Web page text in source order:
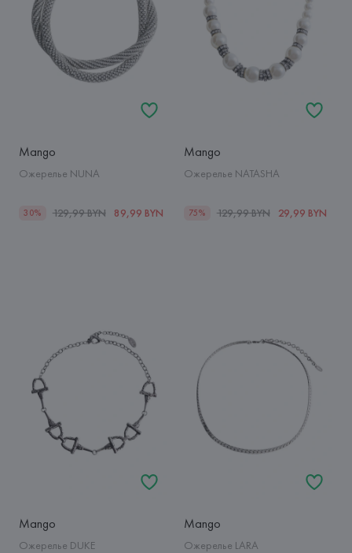
Mango
Ожерелье NUNA
30% 129,99 BYN 89,99 BYN
Mango
Ожерелье NATASHA
75% 129,99 BYN 29,99 BYN
Mango
Ожерелье DUKE
Mango
Ожерелье LARA